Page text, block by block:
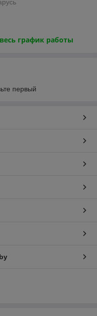
график работы
первый